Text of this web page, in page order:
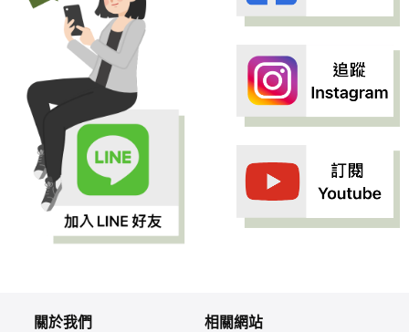
關於我們 相關網站